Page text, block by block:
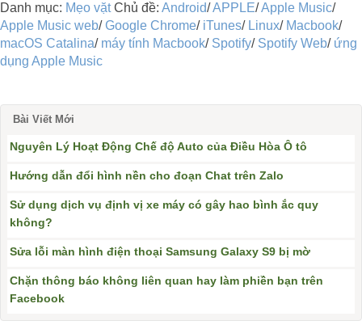
Danh mục: Mẹo vặt Chủ đề: Android/APPLE/Apple Music/
Apple Music web/Google Chrome/ iTunes/ Linux/ Macbook/
macOS Catalina/ máy tính Macbook/ Spotify/ Spotify Web/ ứng
dụng Apple Music
Bài Viết Mới
Nguyên Lý Hoạt Động Chế độ Auto của Điều Hòa Ô tô
Hướng dẫn đổi hình nền cho đoạn Chat trên Zalo
Sử dụng dịch vụ định vị xe máy có gây hao bình ắc quy
không?
Sửa lỗi màn hình điện thoại Samsung Galaxy S9 bị mờ
Chặn thông báo không liên quan hay làm phiền bạn trên
Facebook